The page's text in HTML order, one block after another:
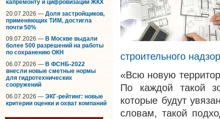
капремонту и цифровизации ЖКХ
20.07.2026 — Доля застройщиков,
применяющих ТИМ, достигла
почти 50%
09.07.2026 — В Москве выдали
более 500 разрешений на работы
по сохранению ОКН
06.07.2026 — В ФСНБ-2022
внесли новые сметные нормы
для гидротехнических
сооружений
06.07.2026 — ЭКГ-рейтинг: новые
критерии оценки и охват компаний
строительного
«Всю новую
По каждой такой
которые будут
словам, такой